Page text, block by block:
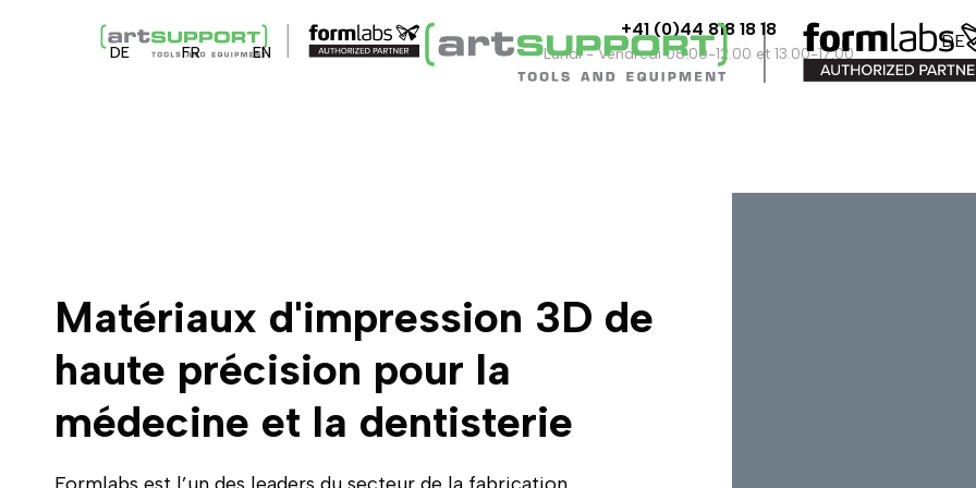
+41 (0)44 818 18 18
Lundi - Vendredi 08.00-12.00 et 13.00-17.00
DE
DE FR EN
Matériaux d'impression 3D de
haute précision pour la
médecine et la dentisterie